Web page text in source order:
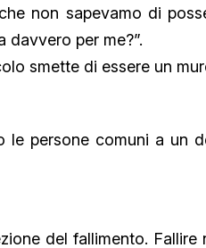
non sapevamo di
davvero per me?”.
smette di essere un
le persone comuni a un
del fallimento.